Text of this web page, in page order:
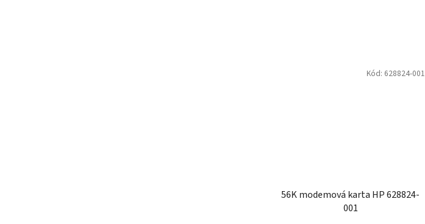
56K modemová karta HP 628824-
001
Kód: 628824-001